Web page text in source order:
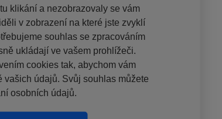
klikání a nezobrazovaly se vám
v zobrazení na které jste zvyklí
souhlas se zpracováním
ukládají ve vašem prohlížeči.
cookies tak, abychom vám
údajů. Svůj souhlas můžete
osobních údajů.